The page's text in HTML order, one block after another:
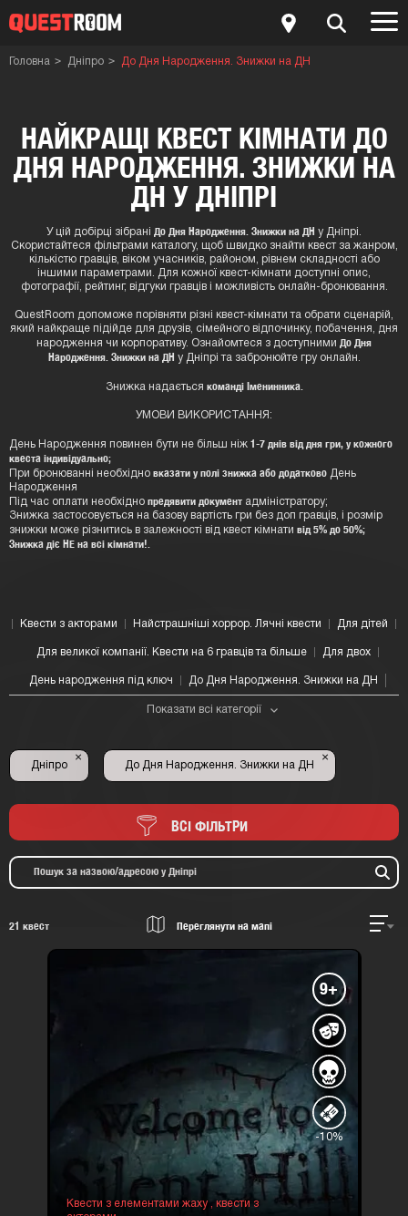
Головна Дніпро До Дня Народження. Знижки на ДН
НАЙКРАЩІ КВЕСТ КІМНАТИ ДО
ДНЯ НАРОДЖЕННЯ. ЗНИЖКИ НА
ДН У ДНІПРІ
У цій добірці зібрані До Дня Народження. Знижки на ДН у Дніпрі.
Скористайтеся фільтрами каталогу, щоб швидко знайти квест за жанром,
кількістю гравців, віком учасників, районом, рівнем складності або
іншими параметрами. Для кожної квест-кімнати доступні опис,
фотографії, рейтинг, відгуки гравців і можливість онлайн-бронювання.
QuestRoom допоможе порівняти різні квест-кімнати та обрати сценарій,
який найкраще підійде для друзів, сімейного відпочинку, побачення, дня
народження чи корпоративу. Ознайомтеся з доступними До Дня
Народження. Знижки на ДН у Дніпрі та забронюйте гру онлайн.
Знижка надається команді Іменинника.
УМОВИ ВИКОРИСТАННЯ:
День Народження повинен бути не більш ніж 1-7 днів від дня гри, у кожного
квеста індивідуально;
При бронюванні необхідно вказати у полі знижка або додатково День
Народження
Під час оплати необхідно предявити документ адмiнiстратору;
Знижка застосовується на базову вартість гри без доп гравців, і розмір
знижки може різнитись в залежності від квест кімнати від 5% до 50%;
Знижка діє НЕ на всі кімнати!.
Квести з акторами Найстрашніші хоррор. Лячні квести Для дітей
Для великої компанії. Квести на 6 гравців та більше Для двох
День народження під ключ До Дня Народження. Знижки на ДН
Показати всі категорії
Дніпро
×
До Дня Народження. Знижки на ДН
×
ВСІ ФІЛЬТРИ
21 квест Переглянути на мапі
9+
-10%
Квести з елементами жаху , квести з